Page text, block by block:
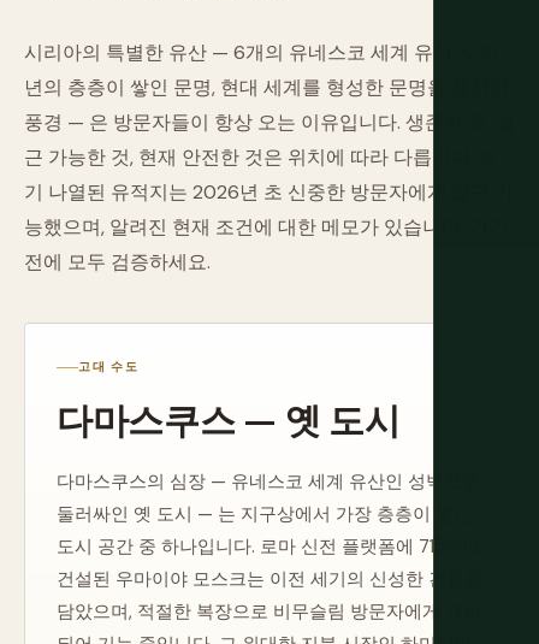
시리아의 특별한 유산 — 6개의 유네스코 세계 유산, 수천
년의 층층이 쌓인 문명, 현대 세계를 형성한 문명을 생산한
풍경 — 은 방문자들이 항상 오는 이유입니다. 생존한 것, 접
근 가능한 것, 현재 안전한 것은 위치에 따라 다릅니다. 여
기 나열된 유적지는 2026년 초 신중한 방문자에게 접근 가
능했으며, 알려진 현재 조건에 대한 메모가 있습니다. 가기
전에 모두 검증하세요.
고대 수도
다마스쿠스 — 옛 도시
다마스쿠스의 심장 — 유네스코 세계 유산인 성벽으로
둘러싸인 옛 도시 — 는 지구상에서 가장 층층이 쌓인
도시 공간 중 하나입니다. 로마 신전 플랫폼에 715년에
건설된 우마이야 모스크는 이전 세기의 신성한 건물을
담았으며, 적절한 복장으로 비무슬림 방문자에게 개방